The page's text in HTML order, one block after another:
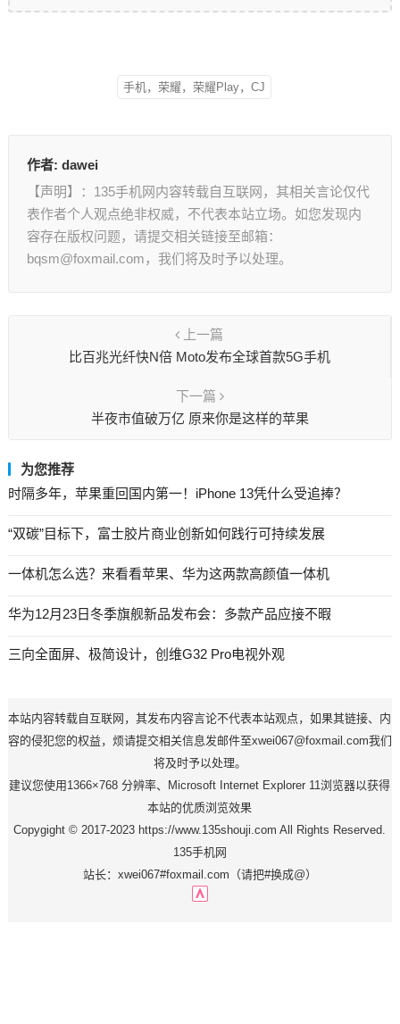
手机，荣耀，荣耀Play，CJ
作者: dawei
【声明】：135手机网内容转载自互联网，其相关言论仅代
表作者个人观点绝非权威，不代表本站立场。如您发现内
容存在版权问题，请提交相关链接至邮箱：
bqsm@foxmail.com，我们将及时予以处理。
上一篇
比百兆光纤快N倍 Moto发布全球首款5G手机
下一篇
半夜市值破万亿 原来你是这样的苹果
为您推荐
时隔多年，苹果重回国内第一！iPhone 13凭什么受追捧？
“双碳”目标下，富士胶片商业创新如何践行可持续发展
一体机怎么选？来看看苹果、华为这两款高颜值一体机
华为12月23日冬季旗舰新品发布会：多款产品应接不暇
三向全面屏、极简设计，创维G32 Pro电视外观
本站内容转载自互联网，其发布内容言论不代表本站观点，如果其链接、内
容的侵犯您的权益，烦请提交相关信息发邮件至xwei067@foxmail.com我们
将及时予以处理。
建议您使用1366×768 分辨率、Microsoft Internet Explorer 11浏览器以获得
本站的优质浏览效果
Copygight © 2017-2023 https://www.135shouji.com All Rights Reserved.
135手机网
站长：xwei067#foxmail.com（请把#换成@）